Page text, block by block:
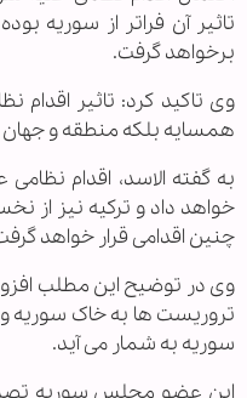
تاثیر آن فراتر از سوریه
برخواهد گرفت.
وی تاکید کرد: تاثیر اقدام
همسایه بلکه منطقه و جهان
به گفته الاسد، اقدام نظامی
خواهد داد و ترکیه نیز از
چنین اقدامی قرار خواهد
وی در توضیح این مطلب
تروریست ها به خاک سوریه
سوریه به شمار می آید.